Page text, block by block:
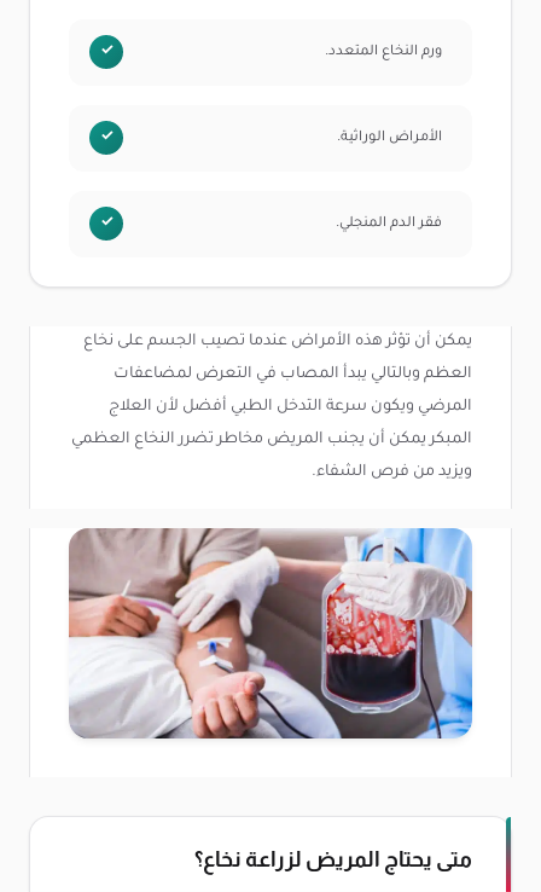
ورم النخاع المتعدد.
الأمراض الوراثية.
فقر الدم المنجلي.
يمكن أن تؤثر هذه الأمراض عندما تصيب الجسم على نخاع
العظم وبالتالي يبدأ المصاب في التعرض لمضاعفات
المرضي ويكون سرعة التدخل الطبي أفضل لأن العلاج
المبكر يمكن أن يجنب المريض مخاطر تضرر النخاع العظمي
ويزيد من فرص الشفاء.
متى يحتاج المريض لزراعة نخاع؟